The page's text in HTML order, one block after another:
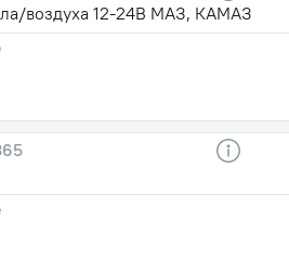
воздуха 12-24В МАЗ, КАМАЗ